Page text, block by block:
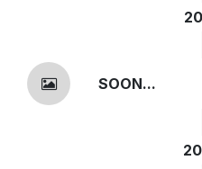
SOON...